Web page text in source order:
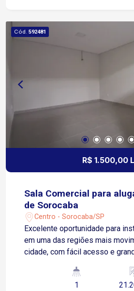
escritórios, consultórios, lojas
de negócios. Agende uma visita e aproveite esta
oportunidade para instalar sua
localização estratégica!
Cód. 592481
R$ 1.500,00 L
Sala Comercial para
de Sorocaba
Centro - Sorocaba/SP
Excelente oportunidade para
em uma das regiões mais
cidade, com fácil acesso e
fácil acesso à Avenida Dom
São Paulo, próxima ao
1